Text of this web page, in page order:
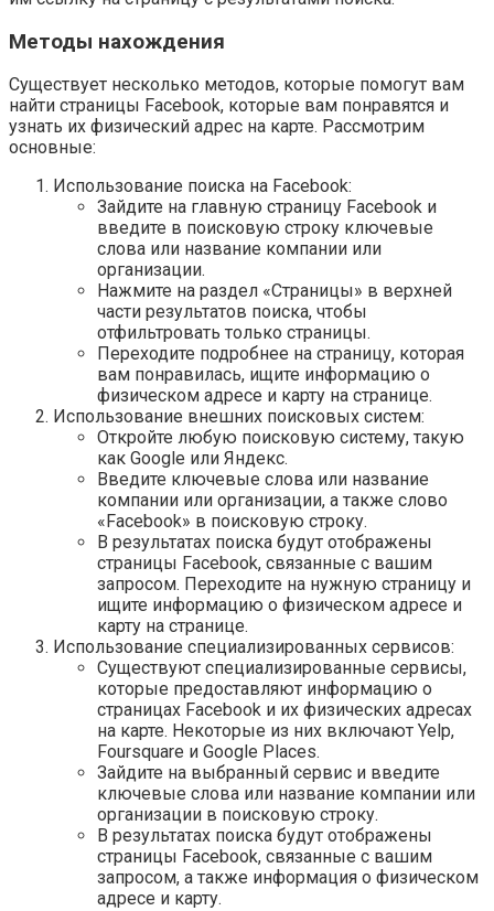
Методы нахождения
Существует несколько методов, которые помогут вам
найти страницы Facebook, которые вам понравятся и
узнать их физический адрес на карте. Рассмотрим
основные:
Использование поиска на Facebook:
Зайдите на главную страницу Facebook и
введите в поисковую строку ключевые
слова или название компании или
организации.
Нажмите на раздел «Страницы» в верхней
части результатов поиска, чтобы
отфильтровать только страницы.
Переходите подробнее на страницу, которая
вам понравилась, ищите информацию о
физическом адресе и карту на странице.
Использование внешних поисковых систем:
Откройте любую поисковую систему, такую
как Google или Яндекс.
Введите ключевые слова или название
компании или организации, а также слово
«Facebook» в поисковую строку.
В результатах поиска будут отображены
страницы Facebook, связанные с вашим
запросом. Переходите на нужную страницу и
ищите информацию о физическом адресе и
карту на странице.
Использование специализированных сервисов:
Существуют специализированные сервисы,
которые предоставляют информацию о
страницах Facebook и их физических адресах
на карте. Некоторые из них включают Yelp,
Foursquare и Google Places.
Зайдите на выбранный сервис и введите
ключевые слова или название компании или
организации в поисковую строку.
В результатах поиска будут отображены
страницы Facebook, связанные с вашим
запросом, а также информация о физическом
адресе и карту.